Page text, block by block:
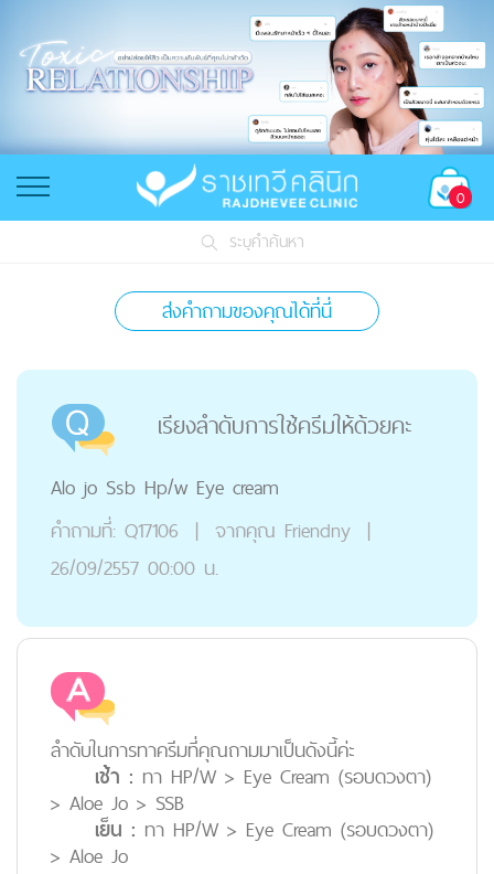
0
ระบุคำค้นหา
ส่งคำถามของคุณได้ที่นี่
เรียงลำดับการใช้ครีมให้ด้วยคะ
Alo jo Ssb Hp/w Eye cream
คำถามที่: Q17106 | จากคุณ Friendny |
26/09/2557 00:00 น.
ลำดับในการทาครีมที่คุณถามมาเป็นดังนี้ค่ะ
เช้า : ทา HP/W > Eye Cream (รอบดวงตา)
> Aloe Jo > SSB
เย็น : ทา HP/W > Eye Cream (รอบดวงตา)
> Aloe Jo